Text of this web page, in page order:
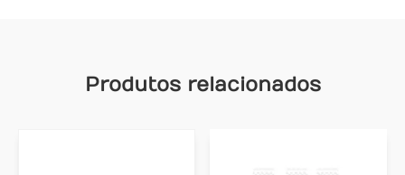
Produtos relacionados